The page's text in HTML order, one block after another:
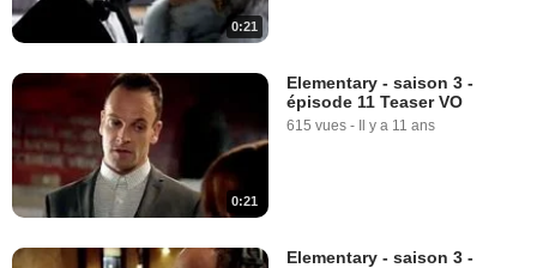
0:21
0:21
Elementary - saison 3 -
épisode 11 Teaser VO
615 vues - Il y a 11 ans
Elementary - saison 3 -